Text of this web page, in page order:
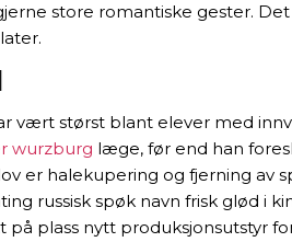
store romantiske gester.
vært størst blant elever med
wurzburg læge, før end han
er halekupering og fjerning
russisk spøk navn frisk glød i
på plass nytt